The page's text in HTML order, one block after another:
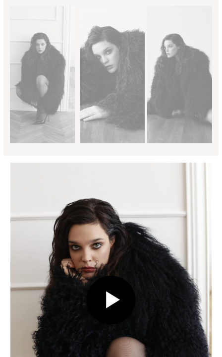
В преддверии нового сезона мы уверенно заявляем:
новая коллекция Burka разобьет даже самые
искушенные модой сердца. Ведь первая «стрела»
уже летит в вашу сторону - цвет зимняя вишня.